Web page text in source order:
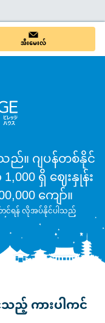
အီးမေးလ်
ည်။ ဂျပန်တစ်နိုင်
ရှိ ဈေးနှုန်း
ကျော်။
တင်ရန် လိုအပ်နိုင်ပါသည်
ည့် ကားပါကင်